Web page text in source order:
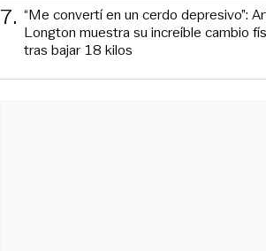
7. “Me convertí en un cerdo depresivo”:
Longton muestra su increíble cambio
tras bajar 18 kilos